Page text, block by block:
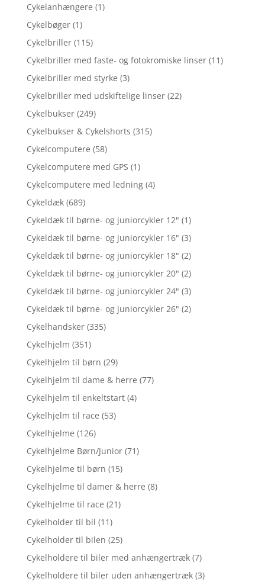
Cykelanhængere (1)
Cykelbøger (1)
Cykelbriller (115)
Cykelbriller med faste- og fotokromiske linser (11)
Cykelbriller med styrke (3)
Cykelbriller med udskiftelige linser (22)
Cykelbukser (249)
Cykelbukser & Cykelshorts (315)
Cykelcomputere (58)
Cykelcomputere med GPS (1)
Cykelcomputere med ledning (4)
Cykeldæk (689)
Cykeldæk til børne- og juniorcykler 12" (1)
Cykeldæk til børne- og juniorcykler 16" (3)
Cykeldæk til børne- og juniorcykler 18" (2)
Cykeldæk til børne- og juniorcykler 20" (2)
Cykeldæk til børne- og juniorcykler 24" (3)
Cykeldæk til børne- og juniorcykler 26" (2)
Cykelhandsker (335)
Cykelhjelm (351)
Cykelhjelm til børn (29)
Cykelhjelm til dame & herre (77)
Cykelhjelm til enkeltstart (4)
Cykelhjelm til race (53)
Cykelhjelme (126)
Cykelhjelme Børn/Junior (71)
Cykelhjelme til børn (15)
Cykelhjelme til damer & herre (8)
Cykelhjelme til race (21)
Cykelholder til bil (11)
Cykelholder til bilen (25)
Cykelholdere til biler med anhængertræk (7)
Cykelholdere til biler uden anhængertræk (3)